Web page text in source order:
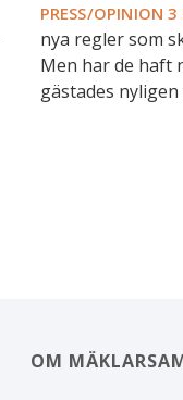
PRESS/OPINION 3
nya regler som
Men har de haft
gästades
OM